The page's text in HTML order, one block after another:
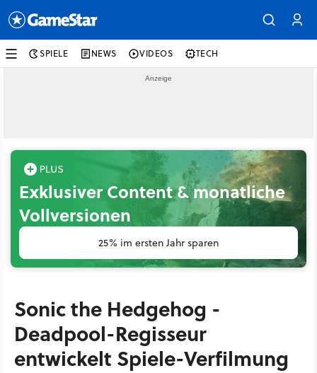
SPIELE NEWS VIDEOS TECH
Exklusiver Content & monatliche
Vollversionen
25% im ersten Jahr sparen
Sonic the Hedgehog -
Deadpool-Regisseur
entwickelt Spiele-Verfilmung